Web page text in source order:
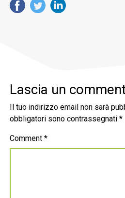
Lascia un
Il tuo indirizzo email non sarà
obbligatori sono contrassegnati *
Comment *